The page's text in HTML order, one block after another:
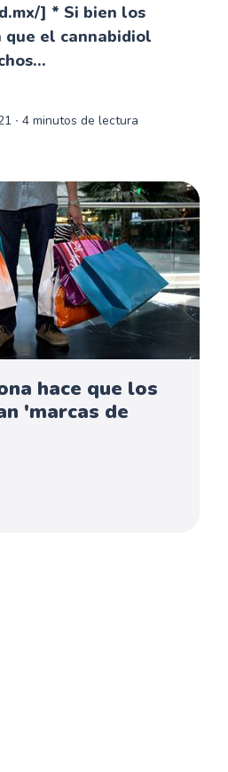
] * Si bien los
que el cannabidiol
∙ 4 minutos de lectura
hace que los
'marcas de